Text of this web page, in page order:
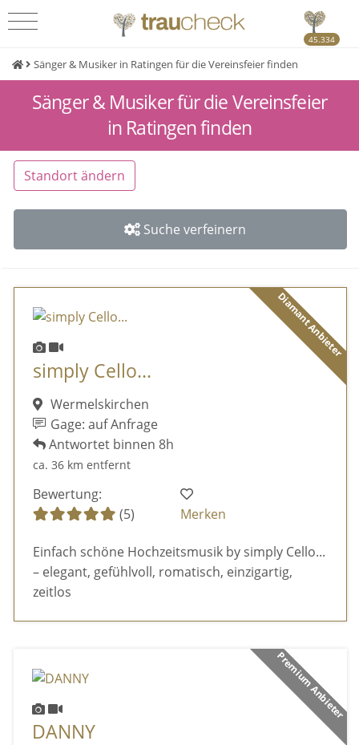
45.334
Sänger & Musiker in Ratingen für die Vereinsfeier finden
Sänger & Musiker für die Vereinsfeier
in Ratingen finden
Standort ändern
Suche verfeinern
Diamant Anbieter
simply Cello...
Wermelskirchen
Gage: auf Anfrage
Antwortet binnen 8h
ca. 36 km entfernt
Bewertung:
(5)
Merken
Einfach schöne Hochzeitsmusik by simply Cello...
– elegant, gefühlvoll, romatisch, einzigartig,
zeitlos
Premium Anbieter
DANNY